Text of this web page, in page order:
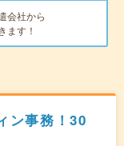
会社から
ます！
ン事務！30